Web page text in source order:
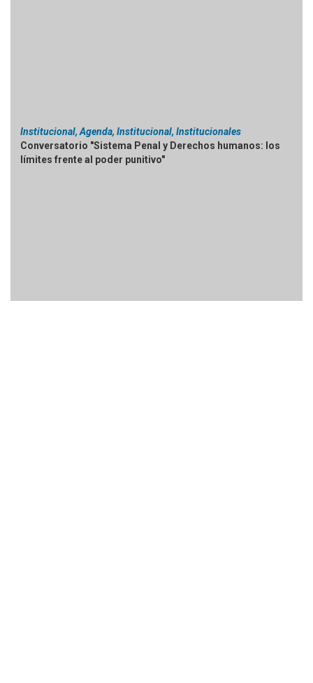
Institucional, Agenda, Institucional, Institucionales
Conversatorio "Sistema Penal y Derechos humanos: los
límites frente al poder punitivo"